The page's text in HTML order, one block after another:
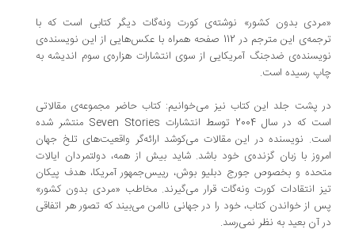
«مردی بدون کشور» نوشته‌ی کورت ونه‌گات دیگر کتابی است که با
ترجمه‌ی این مترجم در 112 صفحه همراه با عکس‌هایی از این نویسنده‌ی
نویسنده‌ی ضدجنگ آمریکایی از سوی انتشارات هزاره‌ی سوم اندیشه به
چاپ رسیده است.
در پشت جلد این کتاب نیز می‌خوانیم: کتاب حاضر مجموعه‌ی مقالاتی
است که در سال 2004 توسط انتشارات Seven Stories منتشر شده
است. نویسنده در این مقالات می‌کوشد ارائه‌گر واقعیت‌های تلخ جهان
امروز با زبان گزنده‌ی خود باشد. شاید بیش از همه، دولتمردان ایالات
متحده و بخصوص جورج دبلیو بوش، رییس‌جمهور آمریکا، هدف پیکان
تیز انتقادات کورت ونه‌گات قرار می‌گیرند. مخاطب «مردی بدون کشور»
پس از خواندن کتاب، خود را در جهانی ناامن می‌بیند که تصور هر اتفاقی
در آن بعید به نظر نمی‌رسد.